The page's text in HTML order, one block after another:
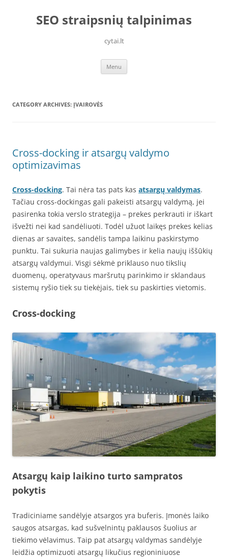
contentSEO straipsnių talpinimas
cytai.lt
Menu
CATEGORY ARCHIVES: ĮVAIROVĖS
Cross-docking ir atsargų valdymo
optimizavimas
Cross-docking. Tai nėra tas pats kas atsargų valdymas.
Tačiau cross-dockingas gali pakeisti atsargų valdymą, jei
pasirenka tokia verslo strategija – prekes perkrauti ir iškart
išvežti nei kad sandėliuoti. Todėl užuot laikęs prekes kelias
dienas ar savaites, sandėlis tampa laikinu paskirstymo
punktu. Tai sukuria naujas galimybes ir kelia naujų iššūkių
atsargų valdymui. Visgi sėkmė priklauso nuo tikslių
duomenų, operatyvaus maršrutų parinkimo ir sklandaus
sistemų ryšio tiek su tiekėjais, tiek su paskirties vietomis.
Cross-docking
Atsargų kaip laikino turto sampratos
pokytis
Tradiciniame sandėlyje atsargos yra buferis. Įmonės laiko
saugos atsargas, kad sušvelnintų paklausos šuolius ar
tiekimo vėlavimus. Taip pat atsargų valdymas sandėlyje
leidžia optimizuoti atsargų likučius regioniniuose